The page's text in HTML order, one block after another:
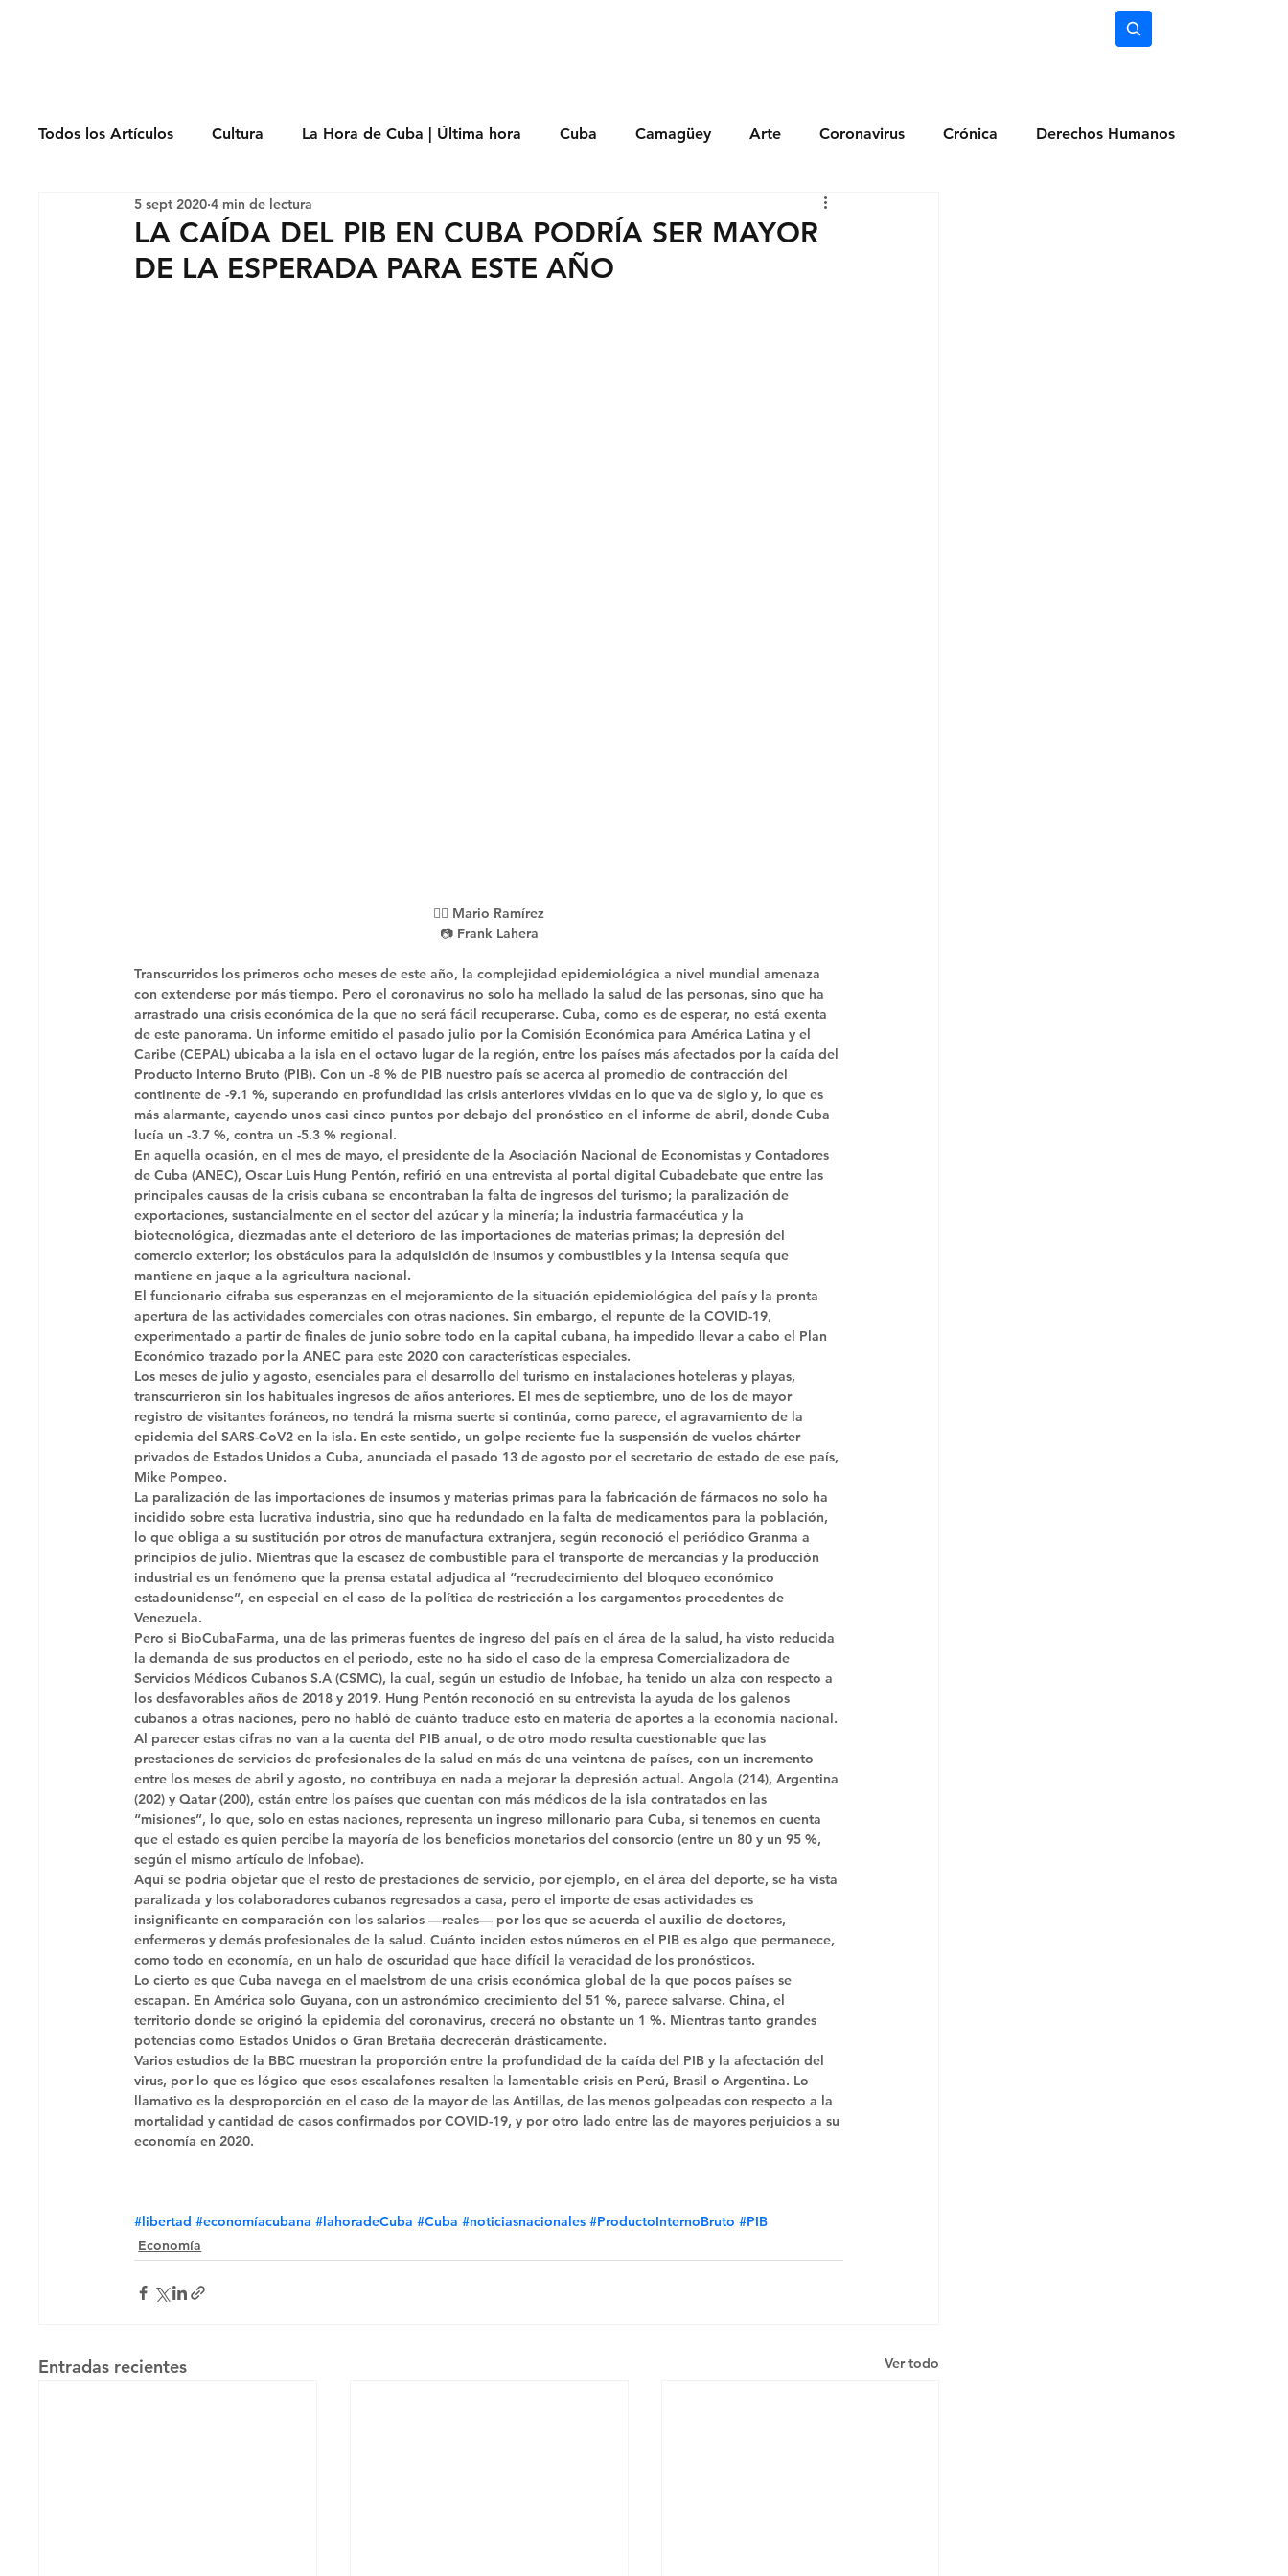
Todos los Artículos Cultura La Hora de Cuba | Última hora Cuba Camagüey Arte Coronavirus Crónica Derechos Humanos
Economía Feminicidio Entrevistas
LA CAÍDA DEL PIB EN CUBA PODRÍA SER MAYOR
DE LA ESPERADA PARA ESTE AÑO
5 sept 2020 4 min de lectura
✍🏻 Mario Ramírez
📷 Frank Lahera
Transcurridos los primeros ocho meses de este año, la complejidad epidemiológica a nivel mundial amenaza
con extenderse por más tiempo. Pero el coronavirus no solo ha mellado la salud de las personas, sino que ha
arrastrado una crisis económica de la que no será fácil recuperarse. Cuba, como es de esperar, no está exenta
de este panorama. Un informe emitido el pasado julio por la Comisión Económica para América Latina y el
Caribe (CEPAL) ubicaba a la isla en el octavo lugar de la región, entre los países más afectados por la caída del
Producto Interno Bruto (PIB). Con un -8 % de PIB nuestro país se acerca al promedio de contracción del
continente de -9.1 %, superando en profundidad las crisis anteriores vividas en lo que va de siglo y, lo que es
más alarmante, cayendo unos casi cinco puntos por debajo del pronóstico en el informe de abril, donde Cuba
lucía un -3.7 %, contra un -5.3 % regional.
En aquella ocasión, en el mes de mayo, el presidente de la Asociación Nacional de Economistas y Contadores
de Cuba (ANEC), Oscar Luis Hung Pentón, refirió en una entrevista al portal digital Cubadebate que entre las
principales causas de la crisis cubana se encontraban la falta de ingresos del turismo; la paralización de
exportaciones, sustancialmente en el sector del azúcar y la minería; la industria farmacéutica y la
biotecnológica, diezmadas ante el deterioro de las importaciones de materias primas; la depresión del
comercio exterior; los obstáculos para la adquisición de insumos y combustibles y la intensa sequía que
mantiene en jaque a la agricultura nacional.
El funcionario cifraba sus esperanzas en el mejoramiento de la situación epidemiológica del país y la pronta
apertura de las actividades comerciales con otras naciones. Sin embargo, el repunte de la COVID-19,
experimentado a partir de finales de junio sobre todo en la capital cubana, ha impedido llevar a cabo el Plan
Económico trazado por la ANEC para este 2020 con características especiales.
Los meses de julio y agosto, esenciales para el desarrollo del turismo en instalaciones hoteleras y playas,
transcurrieron sin los habituales ingresos de años anteriores. El mes de septiembre, uno de los de mayor
registro de visitantes foráneos, no tendrá la misma suerte si continúa, como parece, el agravamiento de la
epidemia del SARS-CoV2 en la isla. En este sentido, un golpe reciente fue la suspensión de vuelos chárter
privados de Estados Unidos a Cuba, anunciada el pasado 13 de agosto por el secretario de estado de ese país,
Mike Pompeo.
La paralización de las importaciones de insumos y materias primas para la fabricación de fármacos no solo ha
incidido sobre esta lucrativa industria, sino que ha redundado en la falta de medicamentos para la población,
lo que obliga a su sustitución por otros de manufactura extranjera, según reconoció el periódico Granma a
principios de julio. Mientras que la escasez de combustible para el transporte de mercancías y la producción
industrial es un fenómeno que la prensa estatal adjudica al “recrudecimiento del bloqueo económico
estadounidense”, en especial en el caso de la política de restricción a los cargamentos procedentes de
Venezuela.
Pero si BioCubaFarma, una de las primeras fuentes de ingreso del país en el área de la salud, ha visto reducida
la demanda de sus productos en el periodo, este no ha sido el caso de la empresa Comercializadora de
Servicios Médicos Cubanos S.A (CSMC), la cual, según un estudio de Infobae, ha tenido un alza con respecto a
los desfavorables años de 2018 y 2019. Hung Pentón reconoció en su entrevista la ayuda de los galenos
cubanos a otras naciones, pero no habló de cuánto traduce esto en materia de aportes a la economía nacional.
Al parecer estas cifras no van a la cuenta del PIB anual, o de otro modo resulta cuestionable que las
prestaciones de servicios de profesionales de la salud en más de una veintena de países, con un incremento
entre los meses de abril y agosto, no contribuya en nada a mejorar la depresión actual. Angola (214), Argentina
(202) y Qatar (200), están entre los países que cuentan con más médicos de la isla contratados en las
“misiones”, lo que, solo en estas naciones, representa un ingreso millonario para Cuba, si tenemos en cuenta
que el estado es quien percibe la mayoría de los beneficios monetarios del consorcio (entre un 80 y un 95 %,
según el mismo artículo de Infobae).
Aquí se podría objetar que el resto de prestaciones de servicio, por ejemplo, en el área del deporte, se ha vista
paralizada y los colaboradores cubanos regresados a casa, pero el importe de esas actividades es
insignificante en comparación con los salarios —reales— por los que se acuerda el auxilio de doctores,
enfermeros y demás profesionales de la salud. Cuánto inciden estos números en el PIB es algo que permanece,
como todo en economía, en un halo de oscuridad que hace difícil la veracidad de los pronósticos.
Lo cierto es que Cuba navega en el maelstrom de una crisis económica global de la que pocos países se
escapan. En América solo Guyana, con un astronómico crecimiento del 51 %, parece salvarse. China, el
territorio donde se originó la epidemia del coronavirus, crecerá no obstante un 1 %. Mientras tanto grandes
potencias como Estados Unidos o Gran Bretaña decrecerán drásticamente.
Varios estudios de la BBC muestran la proporción entre la profundidad de la caída del PIB y la afectación del
virus, por lo que es lógico que esos escalafones resalten la lamentable crisis en Perú, Brasil o Argentina. Lo
llamativo es la desproporción en el caso de la mayor de las Antillas, de las menos golpeadas con respecto a la
mortalidad y cantidad de casos confirmados por COVID-19, y por otro lado entre las de mayores perjuicios a su
economía en 2020.
#libertad #economíacubana #lahoradeCuba #Cuba #noticiasnacionales #ProductoInternoBruto #PIB
Economía
Entradas recientes Ver todo